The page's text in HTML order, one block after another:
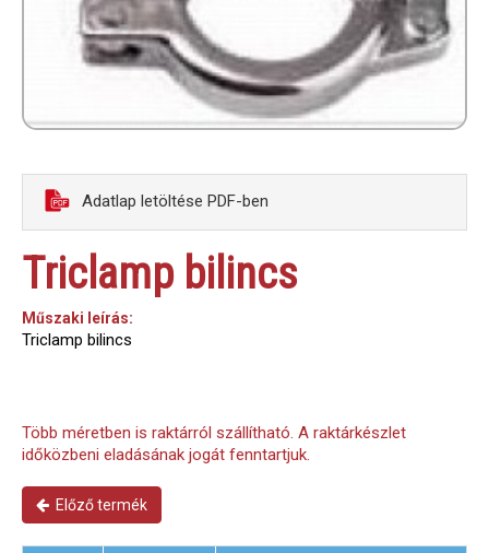
Adatlap letöltése PDF-ben
Triclamp bilincs
Műszaki leírás:
Triclamp bilincs
Több méretben is raktárról szállítható. A raktárkészlet
időközbeni eladásának jogát fenntartjuk.
Előző termék